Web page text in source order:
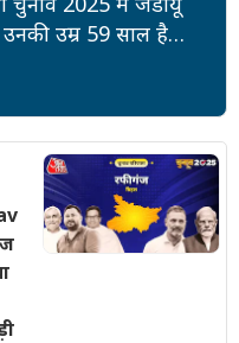
उम्र 59 साल है
है. उन पर दर्ज
19.5Crore
देनदारी है.